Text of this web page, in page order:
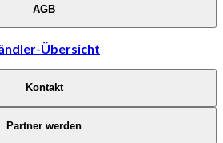
AGB
Übersicht
Kontakt
Partner werden